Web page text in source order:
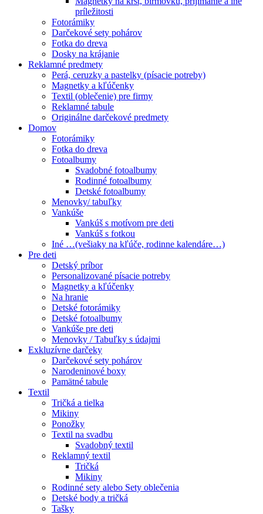
príležitosti
Fotorámiky
Darčekové sety pohárov
Fotka do dreva
Dosky na krájanie
Reklamné predmety
Perá, ceruzky a pastelky (písacie potreby)
Magnetky a kľúčenky
Textil (oblečenie) pre firmy
Reklamné tabule
Originálne darčekové predmety
Domov
Fotorámiky
Fotka do dreva
Fotoalbumy
Svadobné fotoalbumy
Rodinné fotoalbumy
Detské fotoalbumy
Menovky/ tabuľky
Vankúše
Vankúš s motívom pre deti
Vankúš s fotkou
Iné …(vešiaky na kľúče, rodinne kalendáre…)
Pre deti
Detský príbor
Personalizované písacie potreby
Magnetky a kľúčenky
Na hranie
Detské fotorámiky
Detské fotoalbumy
Vankúše pre deti
Menovky / Tabuľky s údajmi
Exkluzívne darčeky
Darčekové sety pohárov
Narodeninové boxy
Pamätné tabule
Textil
Tričká a tielka
Mikiny
Ponožky
Textil na svadbu
Svadobný textil
Reklamný textil
Tričká
Mikiny
Rodinné sety alebo Sety oblečenia
Detské body a tričká
Tašky